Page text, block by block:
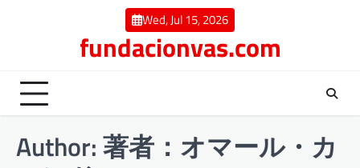
Wed, Jul 15, 2026
fundacionvas.com
Author:著者：オマール・カ